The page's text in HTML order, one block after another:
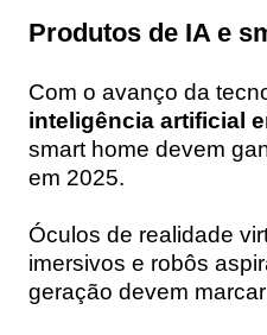
Produtos de IA e
Com o avanço da
inteligência artificial
smart home devem
em 2025.
Óculos de realidade
imersivos e robôs
geração devem